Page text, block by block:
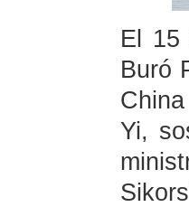
El 15
Buró
Yi,